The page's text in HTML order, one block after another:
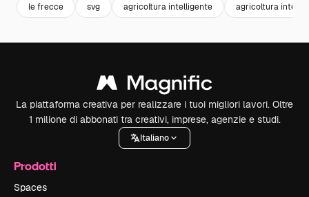
le frecce svg agricoltura intelligente agricoltura
La piattaforma creativa per realizzare i tuoi migliori lavori. Oltre
1 milione di abbonati tra creativi, imprese, agenzie e studi.
Italiano
Prodotti
Spaces